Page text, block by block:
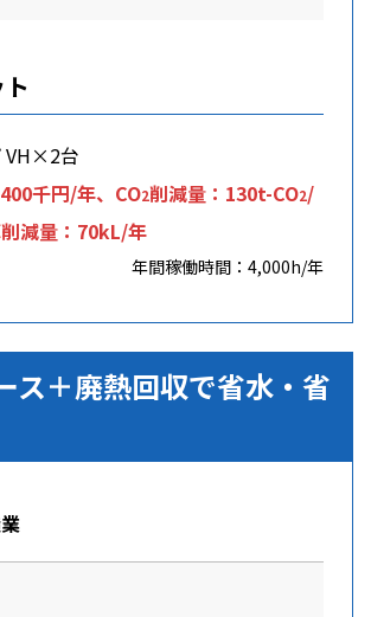
VH×2台
千円/年、CO2削減量：130t-CO2/
減量：70kL/年
年間稼働時間：4,000h/年
ス＋廃熱回収で省水・省